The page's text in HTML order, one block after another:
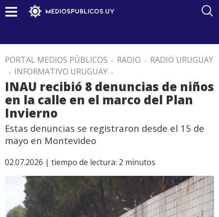
PORTAL MEDIOS PÚBLICOS . RADIO . RADIO URUGUAY
. INFORMATIVO URUGUAY .
INAU recibió 8 denuncias de niños
en la calle en el marco del Plan
Invierno
Estas denuncias se registraron desde el 15 de
mayo en Montevideo
02.07.2026 | tiempo de lectura: 2 minutos